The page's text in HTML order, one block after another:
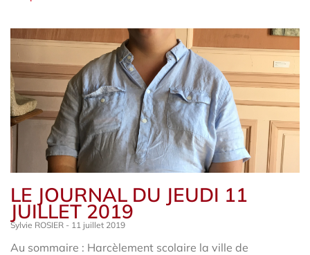
LE JOURNAL DU JEUDI 11
JUILLET 2019
Sylvie ROSIER 11 juillet 2019
Au sommaire : Harcèlement scolaire la ville de